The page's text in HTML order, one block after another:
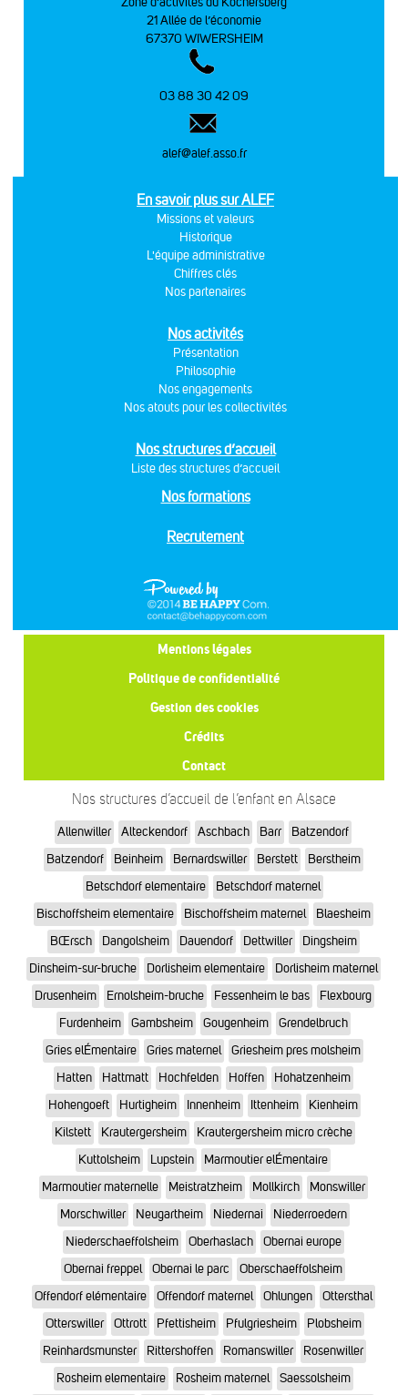
21 Allée de l’économie
67370 WIWERSHEIM
03 88 30 42 09
alef@alef.asso.fr
En savoir plus sur ALEF
Missions et valeurs
Historique
L'équipe administrative
Chiffres clés
Nos partenaires
Nos activités
Présentation
Philosophie
Nos engagements
Nos atouts pour les collectivités
Nos structures d’accueil
Liste des structures d’accueil
Nos formations
Recrutement
Mentions légales
Politique de confidentialité
Gestion des cookies
Crédits
Contact
Nos structures d’accueil de l’enfant en Alsace
Allenwiller Alteckendorf Aschbach Barr
Batzendorf
Batzendorf
Beinheim Bernardswiller Berstett
Berstheim
Betschdorf elementaire
Betschdorf maternel
Bischoffsheim elementaire
Bischoffsheim maternel
Blaesheim
BŒrsch
Dangolsheim Dauendorf Dettwiller
Dingsheim
Dinsheim-sur-bruche
Dorlisheim elementaire
Dorlisheim maternel
Drusenheim
Ernolsheim-bruche Fessenheim le bas
Flexbourg
Furdenheim
Gambsheim Gougenheim
Grendelbruch
Gries elÉmentaire
Gries maternel
Griesheim pres molsheim
Hatten
Hattmatt Hochfelden Hoffen
Hohatzenheim
Hohengoeft
Hurtigheim Innenheim Ittenheim
Kienheim
Kilstett
Krautergersheim
Krautergersheim micro crèche
Kuttolsheim
Lupstein
Marmoutier elÉmentaire
Marmoutier maternelle
Meistratzheim Mollkirch
Monswiller
Morschwiller
Neugartheim Niedernai
Niederroedern
Niederschaeffolsheim
Oberhaslach
Obernai europe
Obernai freppel
Obernai le parc
Oberschaeffolsheim
Offendorf elémentaire
Offendorf maternel Ohlungen
Ottersthal
Otterswiller
Ottrott Pfettisheim Pfulgriesheim
Plobsheim
Reinhardsmunster
Rittershoffen Romanswiller
Rosenwiller
Rosheim elementaire
Rosheim maternel Saessolsheim